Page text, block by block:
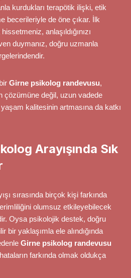
kurdukları terapötik ilişki, etik
becerileriyle de öne çıkar. İlk
anlaşıldığınızı
duymanız, doğru uzmanla
Girne psikolog randevusu,
çözümüne değil, uzun vadede
yaşam kalitesinin artmasına da katkı
Arayışında Sık
sırasında birçok kişi farkında
olumsuz etkileyebilecek
Oysa psikolojik destek, doğru
bir yaklaşımla ele alındığında
Girne psikolog randevusu
farkında olmak oldukça